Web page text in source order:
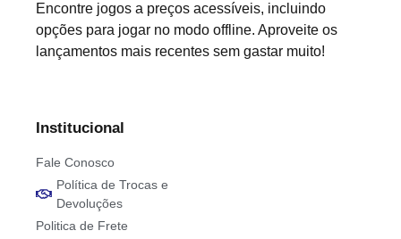
Encontre jogos a preços acessíveis, incluindo
opções para jogar no modo offline. Aproveite os
lançamentos mais recentes sem gastar muito!
Institucional
Fale Conosco
Política de Trocas e
Devoluções
Politica de Frete